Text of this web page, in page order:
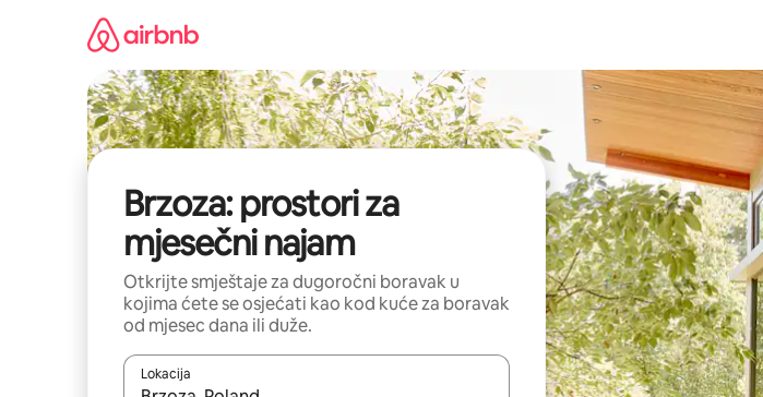
Brzoza: prostori za
mjesečni najam
Otkrijte smještaje za dugoročni boravak u
kojima ćete se osjećati kao kod kuće za boravak
od mjesec dana ili duže.
Lokacija